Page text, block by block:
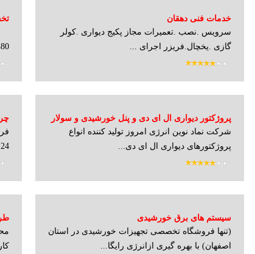
خدمات فنی دهقان
سرویس .نصب .تعمیرات مجاز پکیج دیواری .کولر
گازی .یخچال.فریزر اجرای ...
80% تخفیف در ...
پروژکتور دیواری ال ای دی و پنل خورشیدی و سولار
پنل
شرکت نماد نوین انرژی امروز تولید کننده انواع
پروژکتورهای دیواری ال ای دی...
24 ساعتفروش انواع چرخ های خیاطی صن...
سیستم های برق خورشیدی
(تنها فروشگاه تخصصی تجهیزات خورشیدی در استان
اصفهان) با بهره گیری ازانرژی رایگا...